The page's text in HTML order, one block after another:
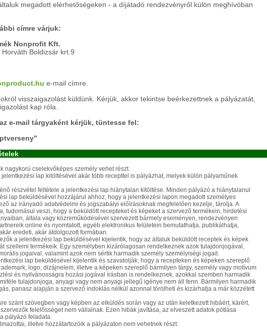
megadott elérhetőségeken - a díjátadó rendezvényről külön meghívóban
címre várjuk:
Nonprofit Kft.
Boldizsár krt.9
e-mail címre.
visszaigazolást küldünk. Kérjük, akkor tekintse beérkezettnek a pályázatát,
kap róla.
e-mail tárgyaként kérjük, tüntesse fel:
nagykorú cselekvőképes személy vehet részt.
jelentkezési lap kitöltésével akár több recepttel is pályázhat, melyek külön pályaműnek
részvétel feltétele a jelentkezési lap hiánytalan kitöltése. Minden pályázó a hiánytalanul
lap beküldésével hozzájárul ahhoz, hogy a jelentkezési lapon megadott személyes
az irányadó adatvédelmi és jogszabályi előírásoknak megfelelően kezelje, tárolja. A
tudomásul veszi, hogy a beküldött recepteket és képeket a szervező termékein, hirdetési
általa vagy közreműködésével szervezett bármely eseményen, rendezvényen
online és nyomtatott, egyéb elektronikus felületein bemutathatja, publikálhatja,
eredeti, akár átdolgozott formában.
a jelentkezési lap beküldésével kijelentik, hogy az általuk beküldött receptek és képek
szellemi termékeik. Egy személyben kizárólagosan rendelkeznek azok tulajdonjogával,
jogaival, valamint azok nem sértik harmadik személy személyiségi jogait.
lap beküldésével kijelentik és szavatolják, hogy a recepteken és képeken szereplő
logo, dizájnelem, illetve a képeken szereplő bármilyen tárgy, személy vagy motívum
és nyilvánosságra hozási jogával írásban is rendelkeznek, azokkal szemben harmadik
tulajdonjoga, anyagi vagy nem anyagi jellegű igénye nem áll fenn. Bármilyen harmadik
panasz alapján a szervező indoklás nélkül azonnal törölheti és kizárhatja a már közzétett
szánt szövegben vagy képben az elküldés során vagy az után keletkezett hibáért, kárért,
felelősséget nem vállalnak. Ezen hibák javítása, az elveszett adatok pótlása
pályázó feladata.
illetve hozzátartozóik a pályázaton nem vehetnek részt.